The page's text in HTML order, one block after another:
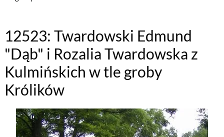
12523: Twardowski Edmund
"Dąb" i Rozalia Twardowska z
Kulmińskich w tle groby
Królików